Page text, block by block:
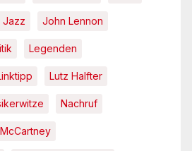
Jazz John Lennon
Legenden
Lutz Halfter
Nachruf